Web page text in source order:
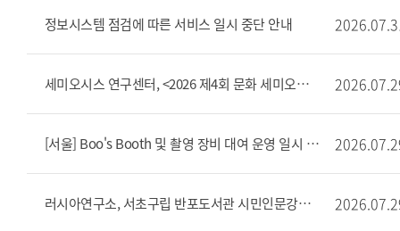
정보시스템 점검에 따른 서비스 일시 중단 안내
세미오시스 연구센터, <2026 제4회 문화 세미오시스 비평교실> 개최 안내
[서울] Boo's Booth 및 촬영 장비 대여 운영 일시 중단 안내(7/29 ~ 8/5)
러시아연구소, 서초구립 반포도서관 시민인문강좌 개최 안내